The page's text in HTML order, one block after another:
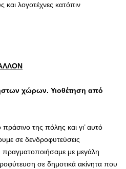
λογοτέχνες κατόπιν
χώρων. Υιοθέτηση από
της πόλης και γι’ αυτό
σε δενδροφυτεύσεις
με μεγάλη
σε δημοτικά ακίνητα που